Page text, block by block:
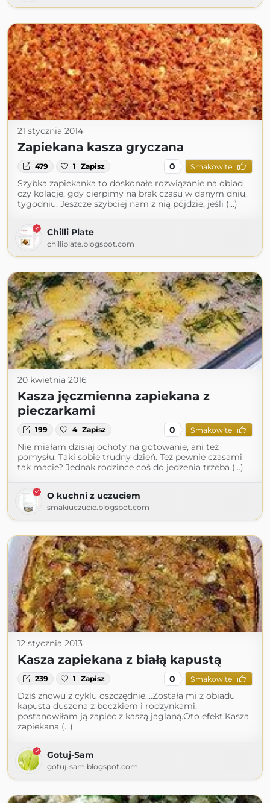
21 stycznia 2014
Zapiekana kasza gryczana
479 1 Zapisz 0 Smakowite
Szybka zapiekanka to doskonałe rozwiązanie na obiad
czy kolacje, gdy cierpimy na brak czasu w danym dniu,
tygodniu. Jeszcze szybciej nam z nią pójdzie, jeśli (...)
Chilli Plate
chilliplate.blogspot.com
20 kwietnia 2016
Kasza jęczmienna zapiekana z
pieczarkami
199 4 Zapisz 0 Smakowite
Nie miałam dzisiaj ochoty na gotowanie, ani też
pomysłu. Taki sobie trudny dzień. Też pewnie czasami
tak macie? Jednak rodzince coś do jedzenia trzeba (...)
O kuchni z uczuciem
smakiuczucie.blogspot.com
12 stycznia 2013
Kasza zapiekana z białą kapustą
239 1 Zapisz 0 Smakowite
Dziś znowu z cyklu oszczędnie....Została mi z obiadu
kapusta duszona z boczkiem i rodzynkami.
postanowiłam ją zapiec z kaszą jaglaną.Oto efekt.Kasza
zapiekana (...)
Gotuj-Sam
gotuj-sam.blogspot.com